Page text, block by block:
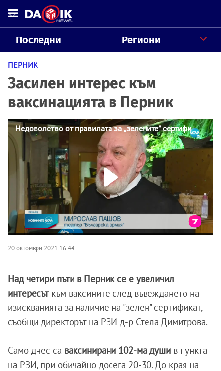
Последни Региони
ПЕРНИК
Засилен интерес към
ваксинацията в Перник
20 октомври 2021 16:44
Над четири пъти в Перник се е увеличил
интересъткъм ваксините след въвеждането на
изискванията за наличие на "зелен" сертификат,
съобщи директорът на РЗИ д-р Стела Димитрова.
Само днес са ваксинирани 102-ма души в пункта
на РЗИ, при обичайно досега 20-30. До края на